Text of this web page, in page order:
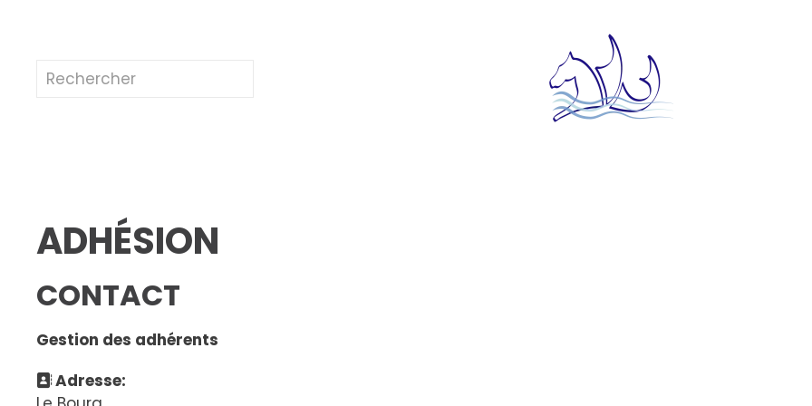
ADHÉSION
CONTACT
Gestion des adhérents
Adresse: